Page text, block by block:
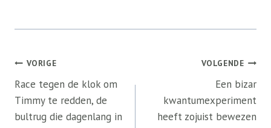
Bericht
navigatie
VORIGE
Race tegen de klok om
Timmy te redden, de
bultrug die dagenlang in
VOLGENDE
Een bizar
kwantumexperiment
heeft zojuist bewezen